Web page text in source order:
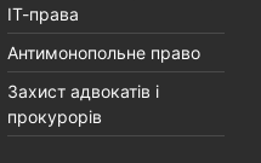
ІТ-права
Антимонопольне право
Захист адвокатів і
прокурорів